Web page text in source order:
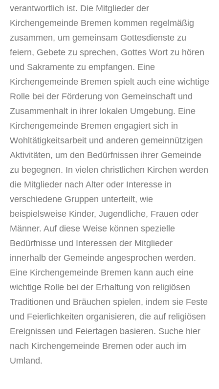
verantwortlich ist. Die Mitglieder der
Kirchengemeinde Bremen kommen regelmäßig
zusammen, um gemeinsam Gottesdienste zu
feiern, Gebete zu sprechen, Gottes Wort zu hören
und Sakramente zu empfangen. Eine
Kirchengemeinde Bremen spielt auch eine wichtige
Rolle bei der Förderung von Gemeinschaft und
Zusammenhalt in ihrer lokalen Umgebung. Eine
Kirchengemeinde Bremen engagiert sich in
Wohltätigkeitsarbeit und anderen gemeinnützigen
Aktivitäten, um den Bedürfnissen ihrer Gemeinde
zu begegnen. In vielen christlichen Kirchen werden
die Mitglieder nach Alter oder Interesse in
verschiedene Gruppen unterteilt, wie
beispielsweise Kinder, Jugendliche, Frauen oder
Männer. Auf diese Weise können spezielle
Bedürfnisse und Interessen der Mitglieder
innerhalb der Gemeinde angesprochen werden.
Eine Kirchengemeinde Bremen kann auch eine
wichtige Rolle bei der Erhaltung von religiösen
Traditionen und Bräuchen spielen, indem sie Feste
und Feierlichkeiten organisieren, die auf religiösen
Ereignissen und Feiertagen basieren. Suche hier
nach Kirchengemeinde Bremen oder auch im
Umland.